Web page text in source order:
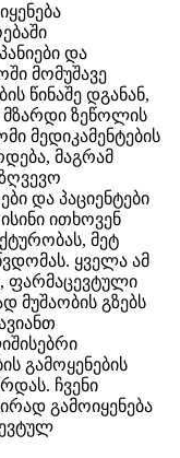
და
მომუშავე
წინაშე დგანან,
მზარდი ზეწოლის
მედიკამენტების
მაგრამ
და პაციენტები
ითხოვენ
მეტ
ყველა ამ
ფარმაცევტული
მუშაობის გზებს
გამოყენების
ჩვენი
გამოიყენება